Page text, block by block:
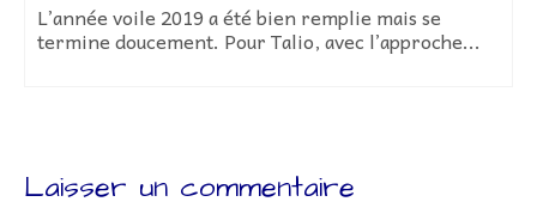
L’année voile 2019 a été bien remplie mais se
termine doucement. Pour Talio, avec l’approche...
Laisser un commentaire